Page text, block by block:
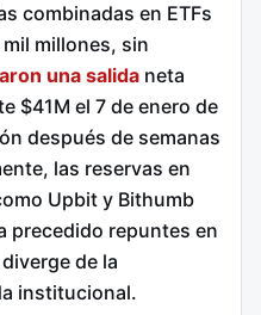
combinadas en ETFs
millones, sin
una salida neta
$41M el 7 de enero de
después de semanas
las reservas en
Upbit y Bithumb
precedido repuntes en
de la
institucional.